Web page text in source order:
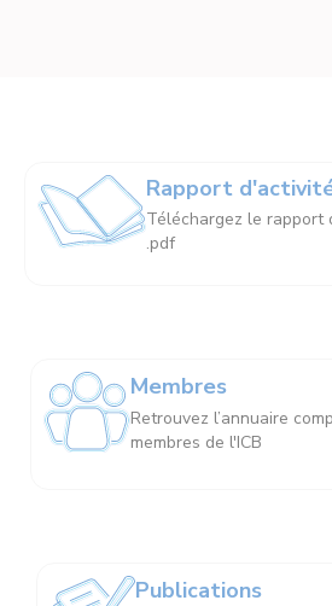
Rapport
Téléchargez le rapport
.pdf
Membres
Retrouvez l’annuaire
membres de l'ICB
Publications